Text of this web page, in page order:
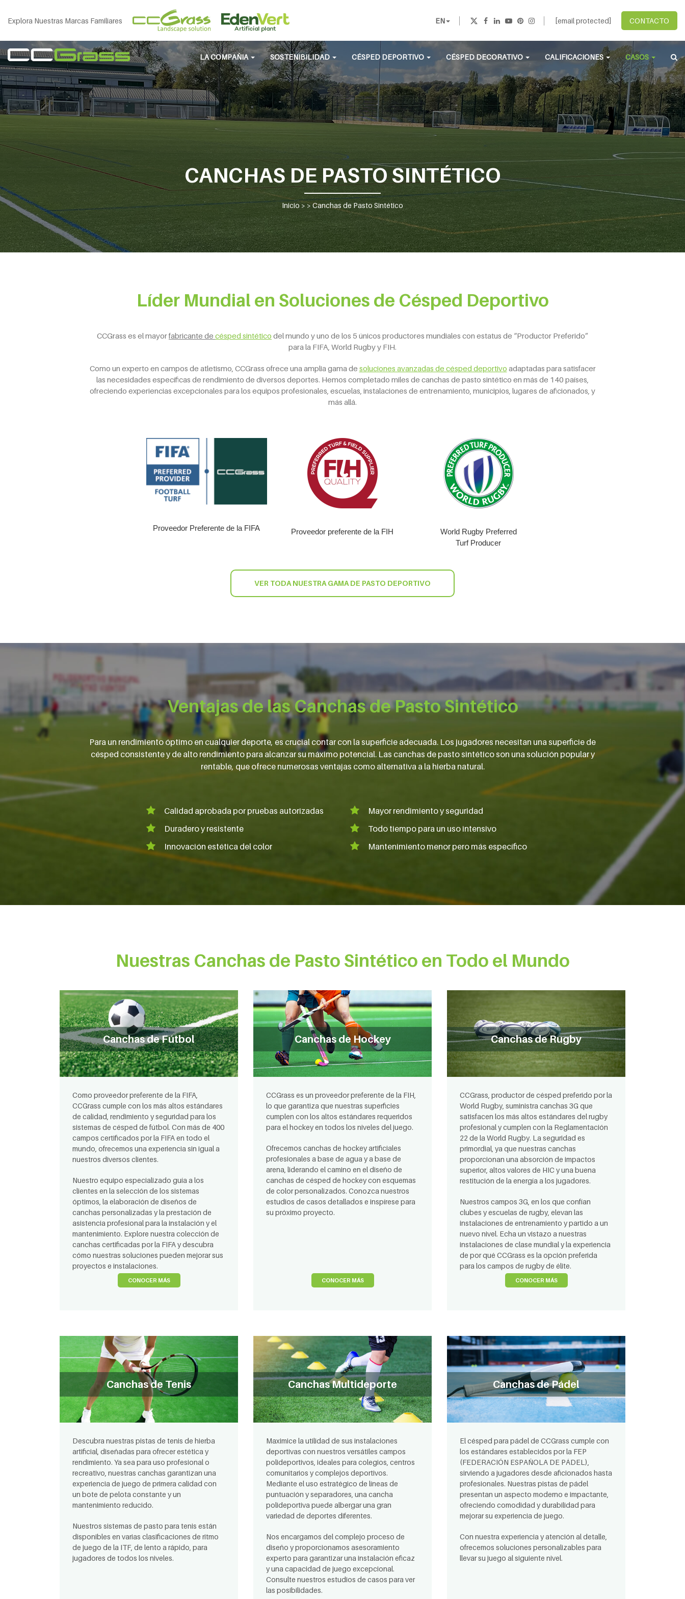
Explora Nuestras Marcas Familiares EN [email protected] CONTACTO
LA COMPAÑIA SOSTENIBILIDAD CÉSPED DEPORTIVO CÉSPED DECORATIVO CALIFICACIONES CASOS
CANCHAS DE PASTO SINTÉTICO
Inicio > >Canchas de Pasto Sintético
Líder Mundial en Soluciones de Césped Deportivo
CCGrass es el mayorfabricante de césped sintético del mundo y uno de los 5 únicos productores mundiales con estatus de “Productor Preferido”
para la FIFA, World Rugby y FIH.
Como un experto en campos de atletismo, CCGrass ofrece una amplia gama de soluciones avanzadas de césped deportivo adaptadas para satisfacer
las necesidades específicas de rendimiento de diversos deportes. Hemos completado miles de canchas de pasto sintético en más de 140 países,
ofreciendo experiencias excepcionales para los equipos profesionales, escuelas, instalaciones de entrenamiento, municipios, lugares de aficionados, y
más allá.
Proveedor Preferente de la FIFA Proveedor preferente de la FIH
World Rugby Preferred
Turf Producer
VER TODA NUESTRA GAMA DE PASTO DEPORTIVO
Ventajas de las Canchas de Pasto Sintético
Para un rendimiento óptimo en cualquier deporte, es crucial contar con la superficie adecuada. Los jugadores necesitan una superficie de
césped consistente y de alto rendimiento para alcanzar su máximo potencial. Las canchas de pasto sintético son una solución popular y
rentable, que ofrece numerosas ventajas como alternativa a la hierba natural.
Calidad aprobada por pruebas autorizadas
Duradero y resistente
Innovación estética del color
Mayor rendimiento y seguridad
Todo tiempo para un uso intensivo
Mantenimiento menor pero más específico
Nuestras Canchas de Pasto Sintético en Todo el Mundo
Canchas de Fútbol
Como proveedor preferente de la FIFA,
CCGrass cumple con los más altos estándares
de calidad, rendimiento y seguridad para los
sistemas de césped de fútbol. Con más de 400
campos certificados por la FIFA en todo el
mundo, ofrecemos una experiencia sin igual a
nuestros diversos clientes.
Nuestro equipo especializado guía a los
clientes en la selección de los sistemas
óptimos, la elaboración de diseños de
canchas personalizadas y la prestación de
asistencia profesional para la instalación y el
mantenimiento. Explore nuestra colección de
canchas certificadas por la FIFA y descubra
cómo nuestras soluciones pueden mejorar sus
proyectos e instalaciones.
CONOCER MÁS
Canchas de Hockey
CCGrass es un proveedor preferente de la FIH,
lo que garantiza que nuestras superficies
cumplen con los altos estándares requeridos
para el hockey en todos los niveles del juego.
Ofrecemos canchas de hockey artificiales
profesionales a base de agua y a base de
arena, liderando el camino en el diseño de
canchas de césped de hockey con esquemas
de color personalizados. Conozca nuestros
estudios de casos detallados e inspírese para
su próximo proyecto.
CONOCER MÁS
Canchas de Rugby
CCGrass, productor de césped preferido por la
World Rugby, suministra canchas 3G que
satisfacen los más altos estándares del rugby
profesional y cumplen con la Reglamentación
22 de la World Rugby. La seguridad es
primordial, ya que nuestras canchas
proporcionan una absorción de impactos
superior, altos valores de HIC y una buena
restitución de la energía a los jugadores.
Nuestros campos 3G, en los que confían
clubes y escuelas de rugby, elevan las
instalaciones de entrenamiento y partido a un
nuevo nivel. Echa un vistazo a nuestras
instalaciones de clase mundial y la experiencia
de por qué CCGrass es la opción preferida
para los campos de rugby de élite.
CONOCER MÁS
Canchas de Tenis
Descubra nuestras pistas de tenis de hierba
artificial, diseñadas para ofrecer estética y
rendimiento. Ya sea para uso profesional o
recreativo, nuestras canchas garantizan una
experiencia de juego de primera calidad con
un bote de pelota constante y un
mantenimiento reducido.
Nuestros sistemas de pasto para tenis están
disponibles en varias clasificaciones de ritmo
de juego de la ITF, de lento a rápido, para
jugadores de todos los niveles.
Canchas Multideporte
Maximice la utilidad de sus instalaciones
deportivas con nuestros versátiles campos
polideportivos, ideales para colegios, centros
comunitarios y complejos deportivos.
Mediante el uso estratégico de líneas de
puntuación y separadores, una cancha
polideportiva puede albergar una gran
variedad de deportes diferentes.
Nos encargamos del complejo proceso de
diseño y proporcionamos asesoramiento
experto para garantizar una instalación eficaz
y una capacidad de juego excepcional.
Consulte nuestros estudios de casos para ver
las posibilidades.
Canchas de Pádel
El césped para pádel de CCGrass cumple con
los estándares establecidos por la FEP
(FEDERACIÓN ESPAÑOLA DE PÁDEL),
sirviendo a jugadores desde aficionados hasta
profesionales. Nuestras pistas de pádel
presentan un aspecto moderno e impactante,
ofreciendo comodidad y durabilidad para
mejorar su experiencia de juego.
Con nuestra experiencia y atención al detalle,
ofrecemos soluciones personalizables para
llevar su juego al siguiente nivel.